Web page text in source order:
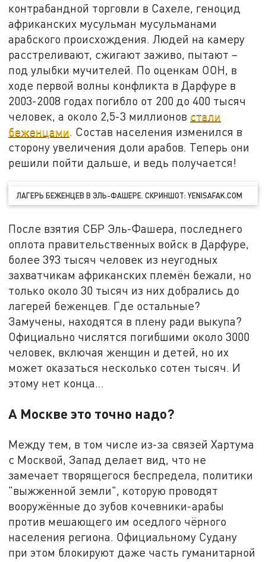
контрабандной торговли в Сахеле, геноцид
африканских мусульман мусульманами
арабского происхождения. Людей на камеру
расстреливают, сжигают заживо, пытают –
под улыбки мучителей. По оценкам ООН, в
ходе первой волны конфликта в Дарфуре в
2003-2008 годах погибло от 200 до 400 тысяч
человек, а около 2,5-3 миллионов стали
беженцами. Состав населения изменился в
сторону увеличения доли арабов. Теперь они
решили пойти дальше, и ведь получается!
ЛАГЕРЬ БЕЖЕНЦЕВ В ЭЛЬ-ФАШЕРЕ. СКРИНШОТ: YENISAFAK.COM
После взятия СБР Эль-Фашера, последнего
оплота правительственных войск в Дарфуре,
более 393 тысяч человек из неугодных
захватчикам африканских племён бежали, но
только около 30 тысяч из них добрались до
лагерей беженцев. Где остальные?
Замучены, находятся в плену ради выкупа?
Официально числятся погибшими около 3000
человек, включая женщин и детей, но их
может оказаться несколько сотен тысяч. И
этому нет конца…
А Москве это точно надо?
Между тем, в том числе из-за связей Хартума
с Москвой, Запад делает вид, что не
замечает творящегося беспредела, политики
"выжженной земли", которую проводят
вооружённые до зубов кочевники-арабы
против мешающего им оседлого чёрного
населения региона. Официальному Судану
при этом блокируют даже часть гуманитарной